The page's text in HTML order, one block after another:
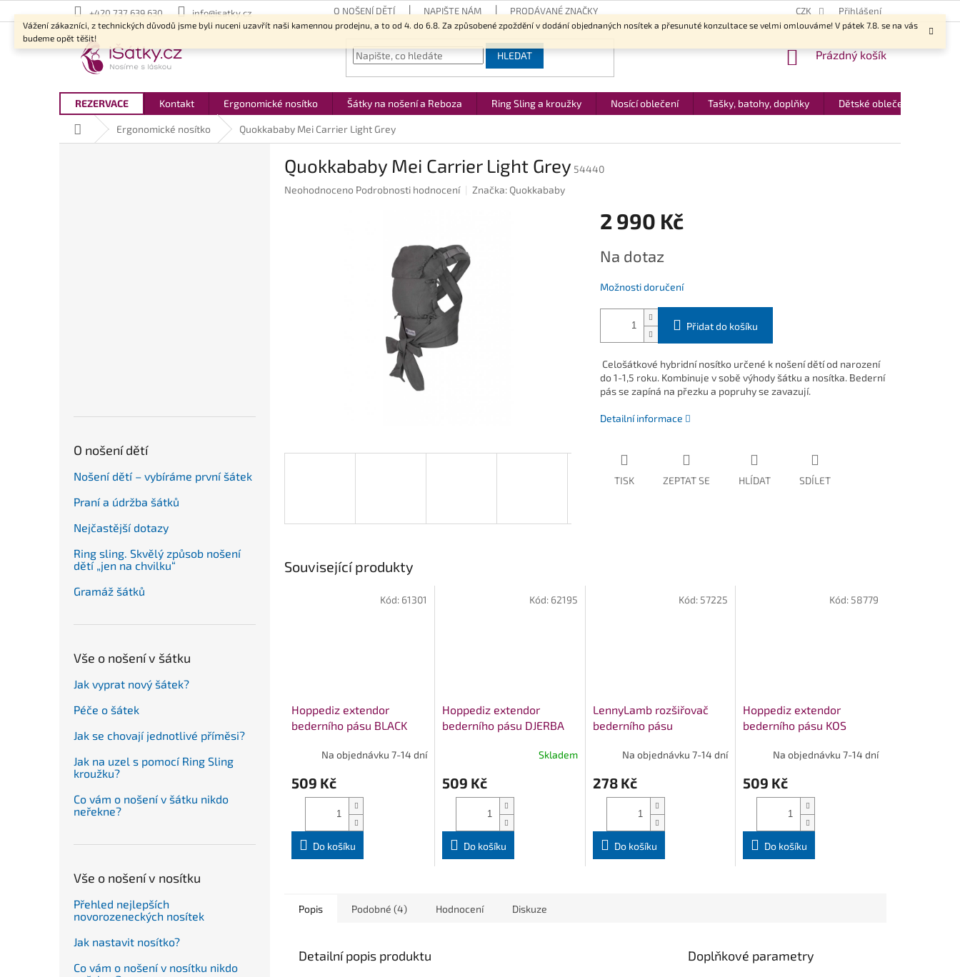
na
obsah
Vážení zákazníci, z technických důvodů jsme byli nuceni uzavřít naši kamennou prodejnu, a to od 4. do 6.8. Za způsobené zpoždění v dodání objednaných nosítek a přesunuté konzultace se velmi omlouváme! V pátek 7.8. se na vás
budeme opět těšit!
+420 737 639 630 info@isatky.cz O NOŠENÍ DĚTÍ NAPIŠTE NÁM PRODÁVANÉ ZNAČKY CZK Přihlášení
HLEDAT
NÁKUPNÍ
Prázdný košík
REZERVACE Kontakt Ergonomické nosítko Šátky na nošení a Reboza Ring Sling a kroužky Nosící oblečení Tašky, batohy, doplňky Dětské oblečení
Domů Ergonomické nosítko Quokkababy Mei Carrier Light Grey
O nošení dětí
Nošení dětí – vybíráme první šátek
Praní a údržba šátků
Nejčastější dotazy
Ring sling. Skvělý způsob nošení
dětí „jen na chvilku“
Gramáž šátků
Vše o nošení v šátku
Jak vyprat nový šátek?
Péče o šátek
Jak se chovají jednotlivé příměsi?
Jak na uzel s pomocí Ring Sling
kroužku?
Co vám o nošení v šátku nikdo
neřekne?
Vše o nošení v nosítku
Přehled nejlepších
novorozeneckých nosítek
Jak nastavit nosítko?
Co vám o nošení v nosítku nikdo
Quokkababy Mei Carrier Light Grey 54440
Průměrné
Neohodnoceno Podrobnosti hodnocení Značka: Quokkababy
2 990 Kč
cena:
Na dotaz
Možnosti doručení
Přidat do košíku
Celošátkové hybridní nosítko určené k nošení dětí od narození
do 1-1,5 roku. Kombinuje v sobě výhody šátku a nosítka. Bederní
pás se zapíná na přezku a popruhy se zavazují.
Detailní informace
TISK ZEPTAT SE HLÍDAT SDÍLET
Související produkty
Hoppediz extendor
bederního pásu BLACK
Na objednávku 7-14 dní
509 Kč
Do košíku
Kód: 61301
Hoppediz extendor
bederního pásu DJERBA
Skladem
509 Kč
Do košíku
Kód: 62195
LennyLamb rozšiřovač
bederního pásu
Na objednávku 7-14 dní
278 Kč
Do košíku
Kód: 57225
Hoppediz extendor
bederního pásu KOS
Na objednávku 7-14 dní
509 Kč
Do košíku
Kód: 58779
Popis Podobné (4) Hodnocení Diskuze
Detailní popis produktu Doplňkové parametry